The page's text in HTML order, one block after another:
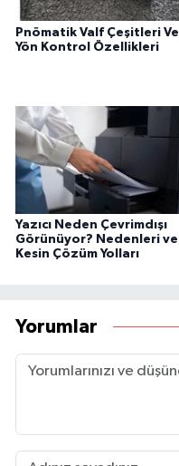
Pnömatik Valf Çeşitleri Ve
Yön Kontrol Özellikleri
Yazıcı Neden Çevrimdışı
Görünüyor? Nedenleri ve
Kesin Çözüm Yolları
Yorumlar